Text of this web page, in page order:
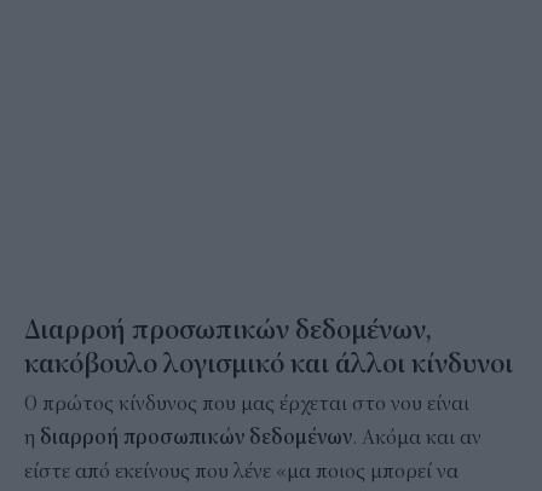
Διαρροή προσωπικών δεδομένων,
κακόβουλο λογισμικό και άλλοι κίνδυνοι
Ο πρώτος κίνδυνος που μας έρχεται στο νου είναι
η διαρροή προσωπικών δεδομένων. Ακόμα και αν
είστε από εκείνους που λένε «μα ποιος μπορεί να